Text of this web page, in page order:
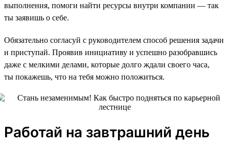
выполнения, помоги найти ресурсы внутри компании — так
ты заявишь о себе.
Обязательно согласуй с руководителем способ решения задачи
и приступай. Проявив инициативу и успешно разобравшись
даже с мелкими делами, которые долго ждали своего часа,
ты покажешь, что на тебя можно положиться.
Работай на завтрашний день